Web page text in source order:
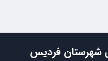
شهرستان فردیس